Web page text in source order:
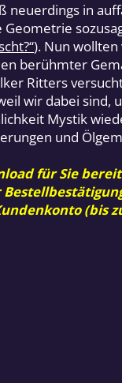
in
). Nun
berühmter
Ritters
wir dabei
Mystik
und
für Sie
(bis